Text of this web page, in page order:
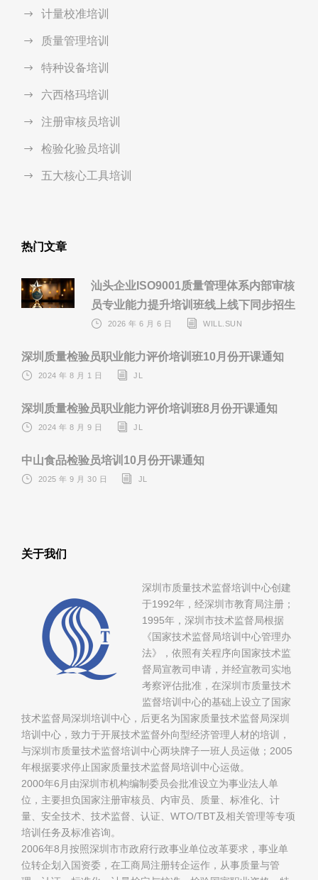
计量校准培训
质量管理培训
特种设备培训
六西格玛培训
注册审核员培训
检验化验员培训
五大核心工具培训
热门文章
汕头企业ISO9001质量管理体系内部审核
员专业能力提升培训班线上线下同步招生
2026 年 6 月 6 日 WILL.SUN
深圳质量检验员职业能力评价培训班10月份开课通知
2024 年 8 月 1 日 JL
深圳质量检验员职业能力评价培训班8月份开课通知
2024 年 8 月 9 日 JL
中山食品检验员培训10月份开课通知
2025 年 9 月 30 日 JL
关于我们
深圳市质量技术监督培训中心创建
于1992年，经深圳市教育局注册；
1995年，深圳市技术监督局根据
《国家技术监督局培训中心管理办
法》，依照有关程序向国家技术监
督局宣教司申请，并经宣教司实地
考察评估批准，在深圳市质量技术
监督培训中心的基础上设立了国家
技术监督局深圳培训中心，后更名为国家质量技术监督局深圳
培训中心，致力于开展技术监督外向型经济管理人材的培训，
与深圳市质量技术监督培训中心两块牌子一班人员运做；2005
年根据要求停止国家质量技术监督局培训中心运做。
2000年6月由深圳市机构编制委员会批准设立为事业法人单
位，主要担负国家注册审核员、内审员、质量、标准化、计
量、安全技术、技术监督、认证、WTO/TBT及相关管理等专项
培训任务及标准咨询。
2006年8月按照深圳市市政府行政事业单位改革要求，事业单
位转企划入国资委，在工商局注册转企运作，从事质量与管